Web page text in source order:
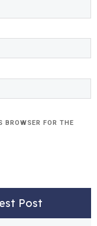
FOR THE
Post